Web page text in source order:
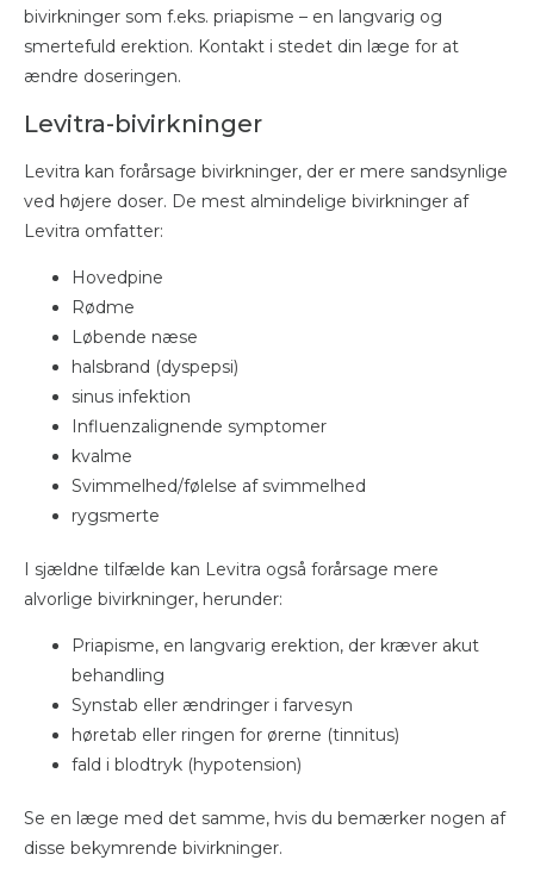
bivirkninger som f.eks. priapisme – en langvarig og
smertefuld erektion. Kontakt i stedet din læge for at
ændre doseringen.
Levitra-bivirkninger
Levitra kan forårsage bivirkninger, der er mere sandsynlige
ved højere doser. De mest almindelige bivirkninger af
Levitra omfatter:
Hovedpine
Rødme
Løbende næse
halsbrand (dyspepsi)
sinus infektion
Influenzalignende symptomer
kvalme
Svimmelhed/følelse af svimmelhed
rygsmerte
I sjældne tilfælde kan Levitra også forårsage mere
alvorlige bivirkninger, herunder:
Priapisme, en langvarig erektion, der kræver akut
behandling
Synstab eller ændringer i farvesyn
høretab eller ringen for ørerne (tinnitus)
fald i blodtryk (hypotension)
Se en læge med det samme, hvis du bemærker nogen af ​​
disse bekymrende bivirkninger.